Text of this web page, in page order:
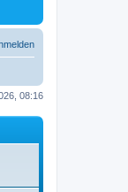
08:16